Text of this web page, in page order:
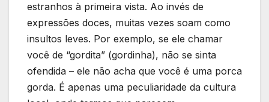
estranhos à primeira vista. Ao invés de
expressões doces, muitas vezes soam como
insultos leves. Por exemplo, se ele chamar
você de “gordita” (gordinha), não se sinta
ofendida – ele não acha que você é uma porca
gorda. É apenas uma peculiaridade da cultura